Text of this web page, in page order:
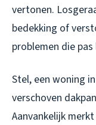
vertonen.
bedekking of
problemen die
Stel, een woning
verschoven
Aanvankelijk